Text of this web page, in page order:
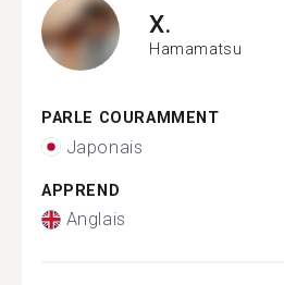
X.
Hamamatsu
PARLE COURAMMENT
Japonais
APPREND
Anglais